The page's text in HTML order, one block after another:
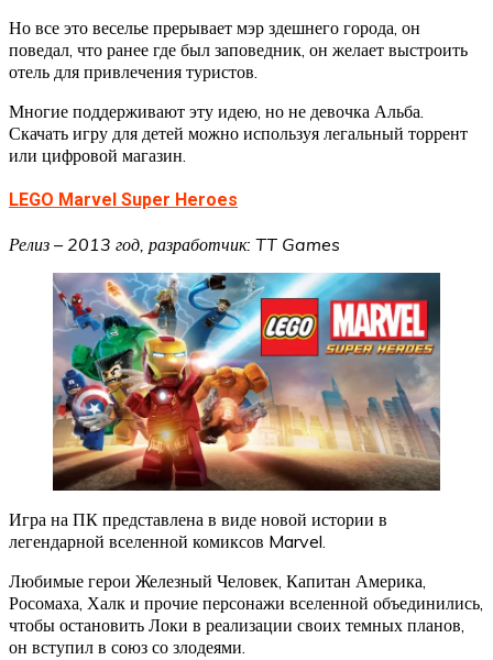
Но все это веселье прерывает мэр здешнего города, он
поведал, что ранее где был заповедник, он желает выстроить
отель для привлечения туристов.
Многие поддерживают эту идею, но не девочка Альба.
Скачать игру для детей можно используя легальный торрент
или цифровой магазин.
LEGO Marvel Super Heroes
Релиз – 2013 год, разработчик: TT Games
Игра на ПК представлена в виде новой истории в
легендарной вселенной комиксов Marvel.
Любимые герои Железный Человек, Капитан Америка,
Росомаха, Халк и прочие персонажи вселенной объединились,
чтобы остановить Локи в реализации своих темных планов,
он вступил в союз со злодеями.